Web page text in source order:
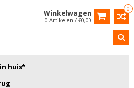
0
Winkelwagen
0 Artikelen / €0,00
huis*